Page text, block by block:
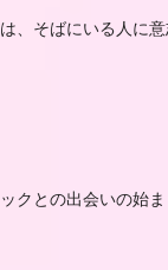
、そばにいる人に
クとの出会いの始ま